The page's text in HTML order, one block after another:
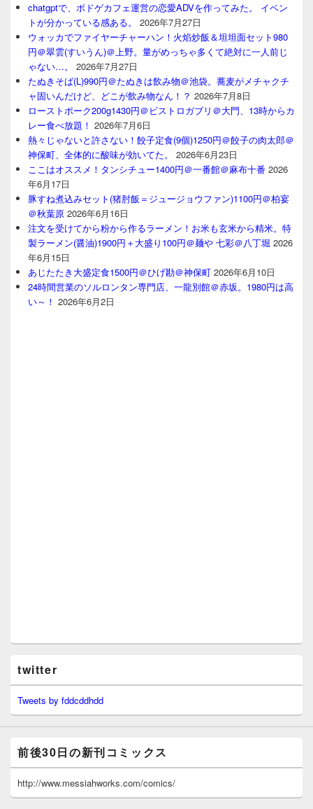
chatgptで、ボドゲカフェ運営の恋愛ADVを作ってみた。 イベン
トが分かっている感ある。
2026年7月27日
ウォッカでファイヤーチャーハン！火焰炒飯＆坦坦面セット980
円＠翠雲(すいうん)＠上野。量がめっちゃ多くて絶対に一人前じ
ゃない…。
2026年7月27日
たぬきそば(L)990円＠たぬきは飲み物＠池袋。蕎麦がメチャクチ
ャ固いんだけど、どこが飲み物なん！？ 2026年7月8日
ローストポーク200g1430円＠ビストロガブリ＠大門、13時からカ
レー食べ放題！ 2026年7月6日
熱々じゃないと許さない！餃子定食(9個)1250円＠餃子の肉太郎＠
神保町、全体的に酸味が効いてた。
2026年6月23日
ここはオススメ！タンシチュー1400円＠一番館＠麻布十番 2026
年6月17日
豚すね煮込みセット(猪肘飯＝ジュージョウファン)1100円＠柏宴
＠秋葉原 2026年6月16日
注文を受けてから粉から作るラーメン！お米も玄米から精米。特
製ラーメン(醤油)1900円＋大盛り100円＠麺や 七彩＠八丁堀 2026
年6月15日
あじたたき大盛定食1500円＠ひげ勘＠神保町 2026年6月10日
24時間営業のソルロンタン専門店、一龍別館＠赤坂。1980円は高
い～！ 2026年6月2日
twitter
Tweets by fddcddhdd
前後30日の新刊コミックス
http://www.messiahworks.com/comics/